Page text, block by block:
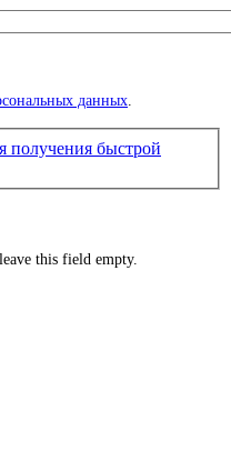
данных.
получения быстрой
this field empty.